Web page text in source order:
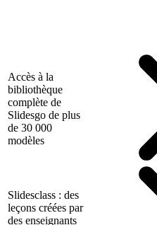
Accès à la
bibliothèque
complète de
Slidesgo de plus
de 30 000
modèles
Slidesclass : des
leçons créées par
des enseignants